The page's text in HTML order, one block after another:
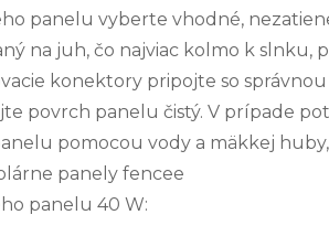
panelu vyberte vhodné,
na juh, čo najviac kolmo k slnku,
konektory pripojte so
povrch panelu čistý. V prípade
pomocou vody a mäkkej
panely fencee
panelu 40 W: